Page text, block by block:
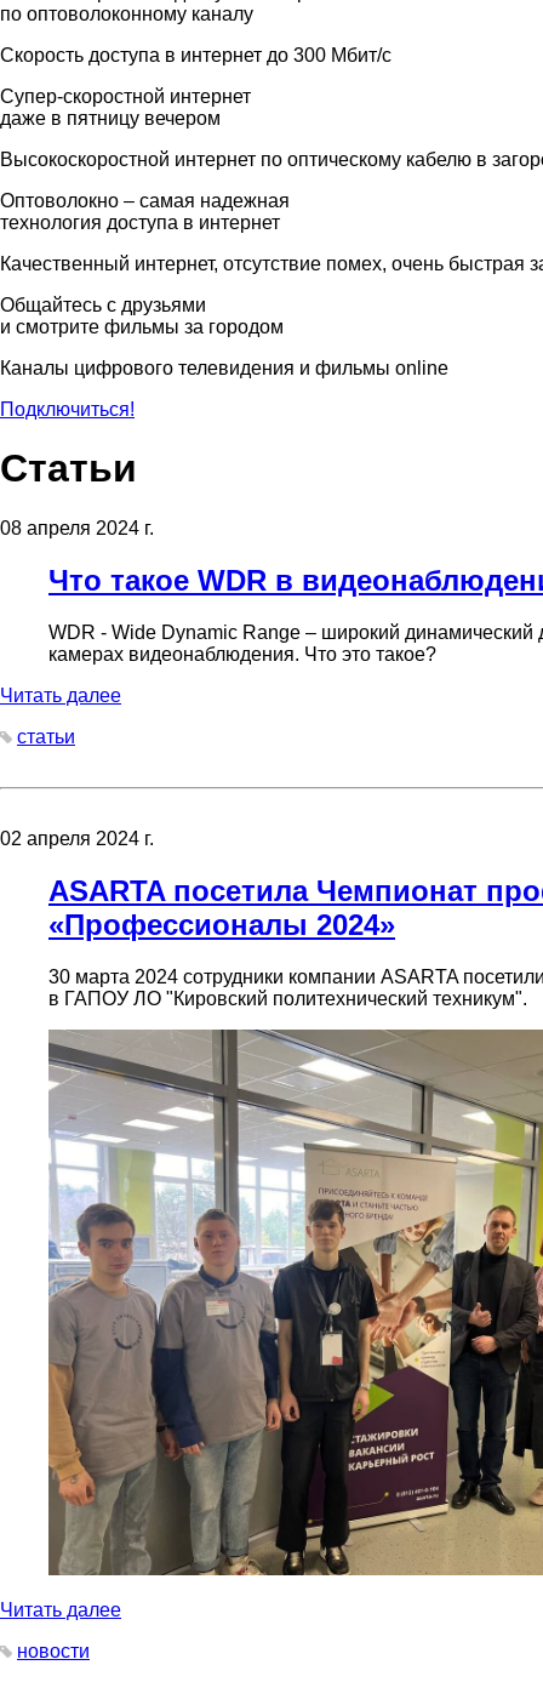
по оптоволоконному каналу
Скорость доступа в интернет до 300 Мбит/с
Супер-скоростной интернет
даже в пятницу вечером
Высокоскоростной интернет по оптическому кабелю в
Оптоволокно – самая надежная
технология доступа в интернет
Качественный интернет, отсутствие помех, очень быстрая
Общайтесь с друзьями
и смотрите фильмы за городом
Каналы цифрового телевидения и фильмы online
Подключиться!
Статьи
08 апреля 2024 г.
Что такое WDR в
WDR - Wide Dynamic Range – широкий динамический
камерах видеонаблюдения. Что это такое?
Читать далее
статьи
02 апреля 2024 г.
ASARTA посетила Чемпионат
«Профессионалы 2024»
30 марта 2024 сотрудники компании ASARTA
в ГАПОУ ЛО "Кировский политехнический техникум".
Читать далее
новости